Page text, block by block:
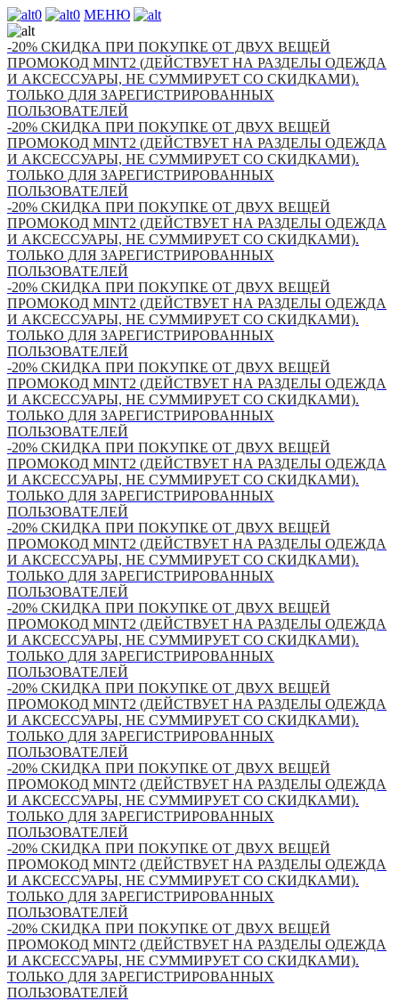
0 0 МЕНЮ
-20% СКИДКА ПРИ ПОКУПКЕ ОТ ДВУХ ВЕЩЕЙ
ПРОМОКОД MINT2 (ДЕЙСТВУЕТ НА РАЗДЕЛЫ ОДЕЖДА
И АКСЕССУАРЫ, НЕ СУММИРУЕТ СО СКИДКАМИ).
ТОЛЬКО ДЛЯ ЗАРЕГИСТРИРОВАННЫХ
ПОЛЬЗОВАТЕЛЕЙ
-20% СКИДКА ПРИ ПОКУПКЕ ОТ ДВУХ ВЕЩЕЙ
ПРОМОКОД MINT2 (ДЕЙСТВУЕТ НА РАЗДЕЛЫ ОДЕЖДА
И АКСЕССУАРЫ, НЕ СУММИРУЕТ СО СКИДКАМИ).
ТОЛЬКО ДЛЯ ЗАРЕГИСТРИРОВАННЫХ
ПОЛЬЗОВАТЕЛЕЙ
-20% СКИДКА ПРИ ПОКУПКЕ ОТ ДВУХ ВЕЩЕЙ
ПРОМОКОД MINT2 (ДЕЙСТВУЕТ НА РАЗДЕЛЫ ОДЕЖДА
И АКСЕССУАРЫ, НЕ СУММИРУЕТ СО СКИДКАМИ).
ТОЛЬКО ДЛЯ ЗАРЕГИСТРИРОВАННЫХ
ПОЛЬЗОВАТЕЛЕЙ
-20% СКИДКА ПРИ ПОКУПКЕ ОТ ДВУХ ВЕЩЕЙ
ПРОМОКОД MINT2 (ДЕЙСТВУЕТ НА РАЗДЕЛЫ ОДЕЖДА
И АКСЕССУАРЫ, НЕ СУММИРУЕТ СО СКИДКАМИ).
ТОЛЬКО ДЛЯ ЗАРЕГИСТРИРОВАННЫХ
ПОЛЬЗОВАТЕЛЕЙ
-20% СКИДКА ПРИ ПОКУПКЕ ОТ ДВУХ ВЕЩЕЙ
ПРОМОКОД MINT2 (ДЕЙСТВУЕТ НА РАЗДЕЛЫ ОДЕЖДА
И АКСЕССУАРЫ, НЕ СУММИРУЕТ СО СКИДКАМИ).
ТОЛЬКО ДЛЯ ЗАРЕГИСТРИРОВАННЫХ
ПОЛЬЗОВАТЕЛЕЙ
-20% СКИДКА ПРИ ПОКУПКЕ ОТ ДВУХ ВЕЩЕЙ
ПРОМОКОД MINT2 (ДЕЙСТВУЕТ НА РАЗДЕЛЫ ОДЕЖДА
И АКСЕССУАРЫ, НЕ СУММИРУЕТ СО СКИДКАМИ).
ТОЛЬКО ДЛЯ ЗАРЕГИСТРИРОВАННЫХ
ПОЛЬЗОВАТЕЛЕЙ
-20% СКИДКА ПРИ ПОКУПКЕ ОТ ДВУХ ВЕЩЕЙ
ПРОМОКОД MINT2 (ДЕЙСТВУЕТ НА РАЗДЕЛЫ ОДЕЖДА
И АКСЕССУАРЫ, НЕ СУММИРУЕТ СО СКИДКАМИ).
ТОЛЬКО ДЛЯ ЗАРЕГИСТРИРОВАННЫХ
ПОЛЬЗОВАТЕЛЕЙ
-20% СКИДКА ПРИ ПОКУПКЕ ОТ ДВУХ ВЕЩЕЙ
ПРОМОКОД MINT2 (ДЕЙСТВУЕТ НА РАЗДЕЛЫ ОДЕЖДА
И АКСЕССУАРЫ, НЕ СУММИРУЕТ СО СКИДКАМИ).
ТОЛЬКО ДЛЯ ЗАРЕГИСТРИРОВАННЫХ
ПОЛЬЗОВАТЕЛЕЙ
-20% СКИДКА ПРИ ПОКУПКЕ ОТ ДВУХ ВЕЩЕЙ
ПРОМОКОД MINT2 (ДЕЙСТВУЕТ НА РАЗДЕЛЫ ОДЕЖДА
И АКСЕССУАРЫ, НЕ СУММИРУЕТ СО СКИДКАМИ).
ТОЛЬКО ДЛЯ ЗАРЕГИСТРИРОВАННЫХ
ПОЛЬЗОВАТЕЛЕЙ
-20% СКИДКА ПРИ ПОКУПКЕ ОТ ДВУХ ВЕЩЕЙ
ПРОМОКОД MINT2 (ДЕЙСТВУЕТ НА РАЗДЕЛЫ ОДЕЖДА
И АКСЕССУАРЫ, НЕ СУММИРУЕТ СО СКИДКАМИ).
ТОЛЬКО ДЛЯ ЗАРЕГИСТРИРОВАННЫХ
ПОЛЬЗОВАТЕЛЕЙ
-20% СКИДКА ПРИ ПОКУПКЕ ОТ ДВУХ ВЕЩЕЙ
ПРОМОКОД MINT2 (ДЕЙСТВУЕТ НА РАЗДЕЛЫ ОДЕЖДА
И АКСЕССУАРЫ, НЕ СУММИРУЕТ СО СКИДКАМИ).
ТОЛЬКО ДЛЯ ЗАРЕГИСТРИРОВАННЫХ
ПОЛЬЗОВАТЕЛЕЙ
-20% СКИДКА ПРИ ПОКУПКЕ ОТ ДВУХ ВЕЩЕЙ
ПРОМОКОД MINT2 (ДЕЙСТВУЕТ НА РАЗДЕЛЫ ОДЕЖДА
И АКСЕССУАРЫ, НЕ СУММИРУЕТ СО СКИДКАМИ).
ТОЛЬКО ДЛЯ ЗАРЕГИСТРИРОВАННЫХ
ПОЛЬЗОВАТЕЛЕЙ